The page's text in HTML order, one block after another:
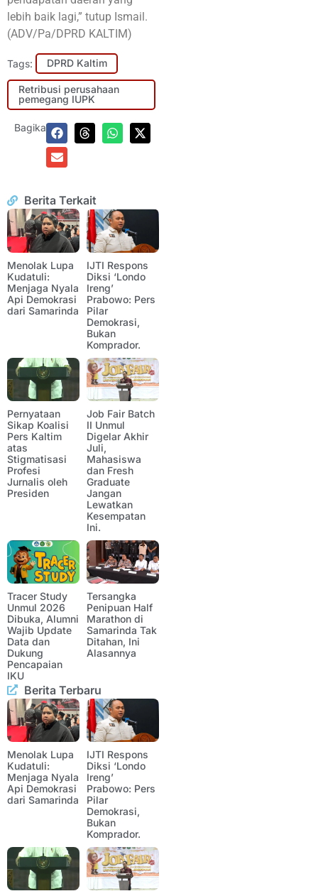
lebih baik lagi,” tutup Ismail.
(ADV/Pa/DPRD KALTIM)
Tags: DPRD Kaltim
Retribusi perusahaan
pemegang IUPK
Bagikan:
Berita Terkait
Menolak Lupa
Kudatuli:
Menjaga Nyala
Api Demokrasi
dari Samarinda
IJTI Respons
Diksi ‘Londo
Ireng’
Prabowo: Pers
Pilar
Demokrasi,
Bukan
Komprador.
Pernyataan
Sikap Koalisi
Pers Kaltim
atas
Stigmatisasi
Profesi
Jurnalis oleh
Presiden
Job Fair Batch
II Unmul
Digelar Akhir
Juli,
Mahasiswa
dan Fresh
Graduate
Jangan
Lewatkan
Kesempatan
Ini.
Tracer Study
Unmul 2026
Dibuka, Alumni
Wajib Update
Data dan
Dukung
Pencapaian
IKU
Tersangka
Penipuan Half
Marathon di
Samarinda Tak
Ditahan, Ini
Alasannya
Berita Terbaru
Menolak Lupa
Kudatuli:
Menjaga Nyala
Api Demokrasi
dari Samarinda
IJTI Respons
Diksi ‘Londo
Ireng’
Prabowo: Pers
Pilar
Demokrasi,
Bukan
Komprador.